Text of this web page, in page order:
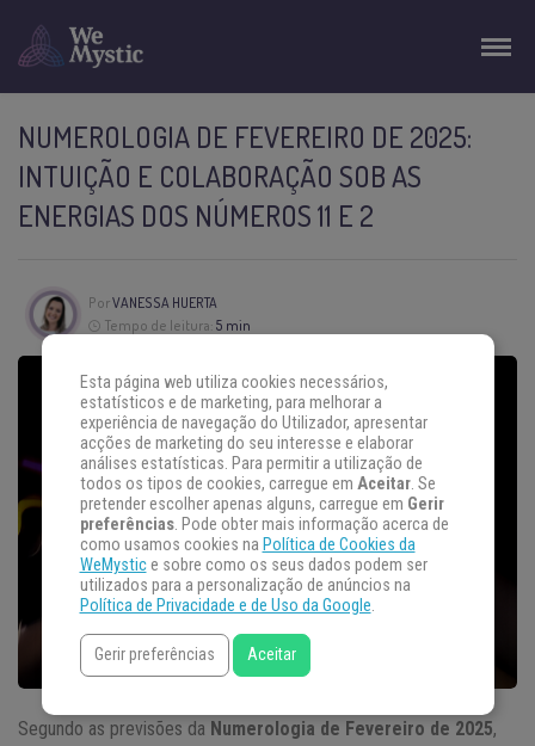
NUMEROLOGIA DE FEVEREIRO DE 2025:
INTUIÇÃO E COLABORAÇÃO SOB AS
ENERGIAS DOS NÚMEROS 11 E 2
PorVANESSA HUERTA
Tempo de leitura: 5 min
Segundo as previsões da Numerologia de Fevereiro de 2025,
Esta página web utiliza cookies necessários,
estatísticos e de marketing, para melhorar a
experiência de navegação do Utilizador, apresentar
acções de marketing do seu interesse e elaborar
análises estatísticas. Para permitir a utilização de
todos os tipos de cookies, carregue em Aceitar. Se
pretender escolher apenas alguns, carregue em Gerir
preferências. Pode obter mais informação acerca de
como usamos cookies na Política de Cookies da
WeMystice sobre como os seus dados podem ser
utilizados para a personalização de anúncios na
Política de Privacidade e de Uso da Google.
Gerir preferências Aceitar